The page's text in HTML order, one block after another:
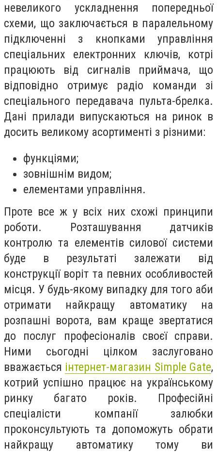
невеликого ускладнення попередньої
схеми, що заключається в паралельному
підключенні з кнопками управління
спеціальних електронних ключів, котрі
працюють від сигналів приймача, що
відповідно отримує радіо команди зі
спеціального передавача пульта-брелка.
Дані прилади випускаються на ринок в
досить великому асортименті з різними:
функціями;
зовнішнім видом;
елементами управління.
Проте все ж у всіх них схожі принципи
роботи. Розташування датчиків
контролю та елементів силової системи
буде в результаті залежати від
конструкції воріт та певних особливостей
місця. У будь-якому випадку для того аби
отримати найкращу автоматику на
розпашні ворота, вам краще звертатися
до послуг професіоналів своєї справи.
Ними сьогодні цілком заслуговано
вважається інтернет-магазин Simple Gate,
котрий успішно працює на українському
ринку багато років. Професійні
спеціалісти компанії залюбки
проконсультують та допоможуть обрати
найкращу автоматику тому ви